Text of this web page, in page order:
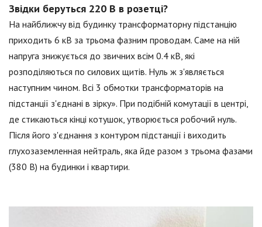
Звідки беруться 220 В в розетці?
На найближчу від будинку трансформаторну підстанцію
приходить 6 кВ за трьома фазним проводам. Саме на ній
напруга знижується до звичних всім 0.4 кВ, які
розподіляються по силових щитів. Нуль ж з'являється
наступним чином. Всі 3 обмотки трансформаторів на
підстанції з'єднані в зірку». При подібній комутації в центрі,
де стикаються кінці котушок, утворюється робочий нуль.
Після його з'єднання з контуром підстанції і виходить
глухозаземленная нейтраль, яка йде разом з трьома фазами
(380 В) на будинки і квартири.